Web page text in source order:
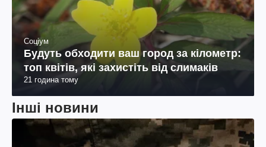
Соціум
Будуть обходити ваш город за кілометр:
топ квітів, які захистіть від слимаків
21 година тому
Інші новини